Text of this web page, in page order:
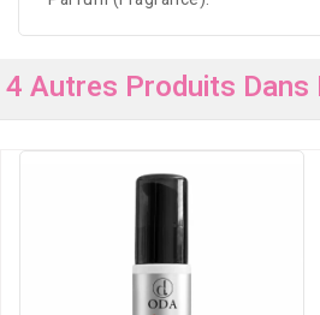
4 Autres Produits Dans